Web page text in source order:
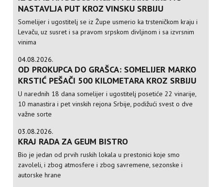
NASTAVLJA PUT KROZ VINSKU SRBIJU
Somelijer i ugostitelj se iz Župe usmerio ka trsteničkom kraju i
Levaču, uz susret i sa pravom srpskom divljinom i sa izvrsnim
vinima
04.08.2026.
OD PROKUPCA DO GRAŠCA: SOMELIJER MARKO
KRSTIĆ PEŠAČI 500 KILOMETARA KROZ SRBIJU
U narednih 18 dana somelijer i ugostitelj posetiće 22 vinarije,
10 manastira i pet vinskih rejona Srbije, podižući svest o dve
važne sorte
03.08.2026.
KRAJ RADA ZA GEUM BISTRO
Bio je jedan od prvih ruskih lokala u prestonici koje smo
zavoleli, i zbog atmosfere i zbog savremene, sezonske i
autorske hrane